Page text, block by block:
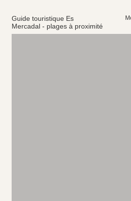
Guide touristique Es
Mercadal - plages à proximité